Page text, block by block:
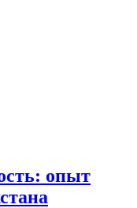
опыт